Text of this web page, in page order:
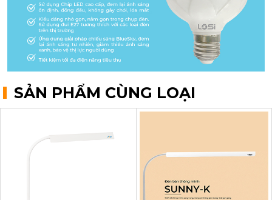
SẢN PHẨM CÙNG LOẠI